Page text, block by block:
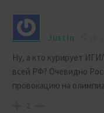
Justin
Ну, а кто курирует
всей РФ? Очевидно
провокацию на
2